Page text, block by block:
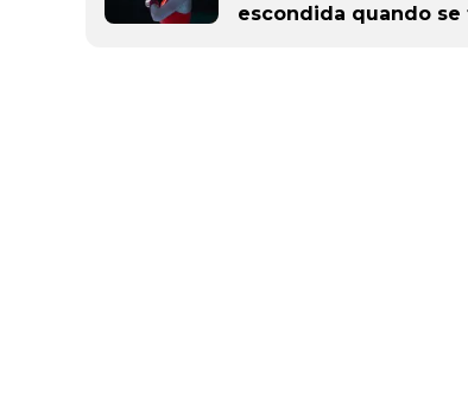
escondida quando se